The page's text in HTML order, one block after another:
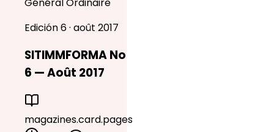
Edición 6 · août 2017
SITIMMFORMA No
6 — Août 2017
magazines.card.pages